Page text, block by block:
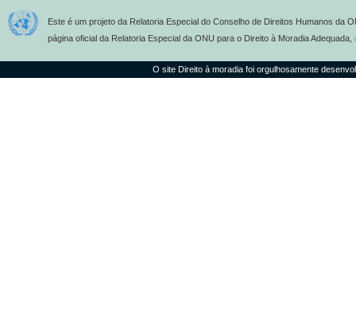
Este é um projeto da Relatoria Especial do Conselho de Direitos Humanos da
página oficial da Relatoria Especial da ONU para o Direito à Moradia Adequada,
O site Direito à moradia foi orgulhosamente